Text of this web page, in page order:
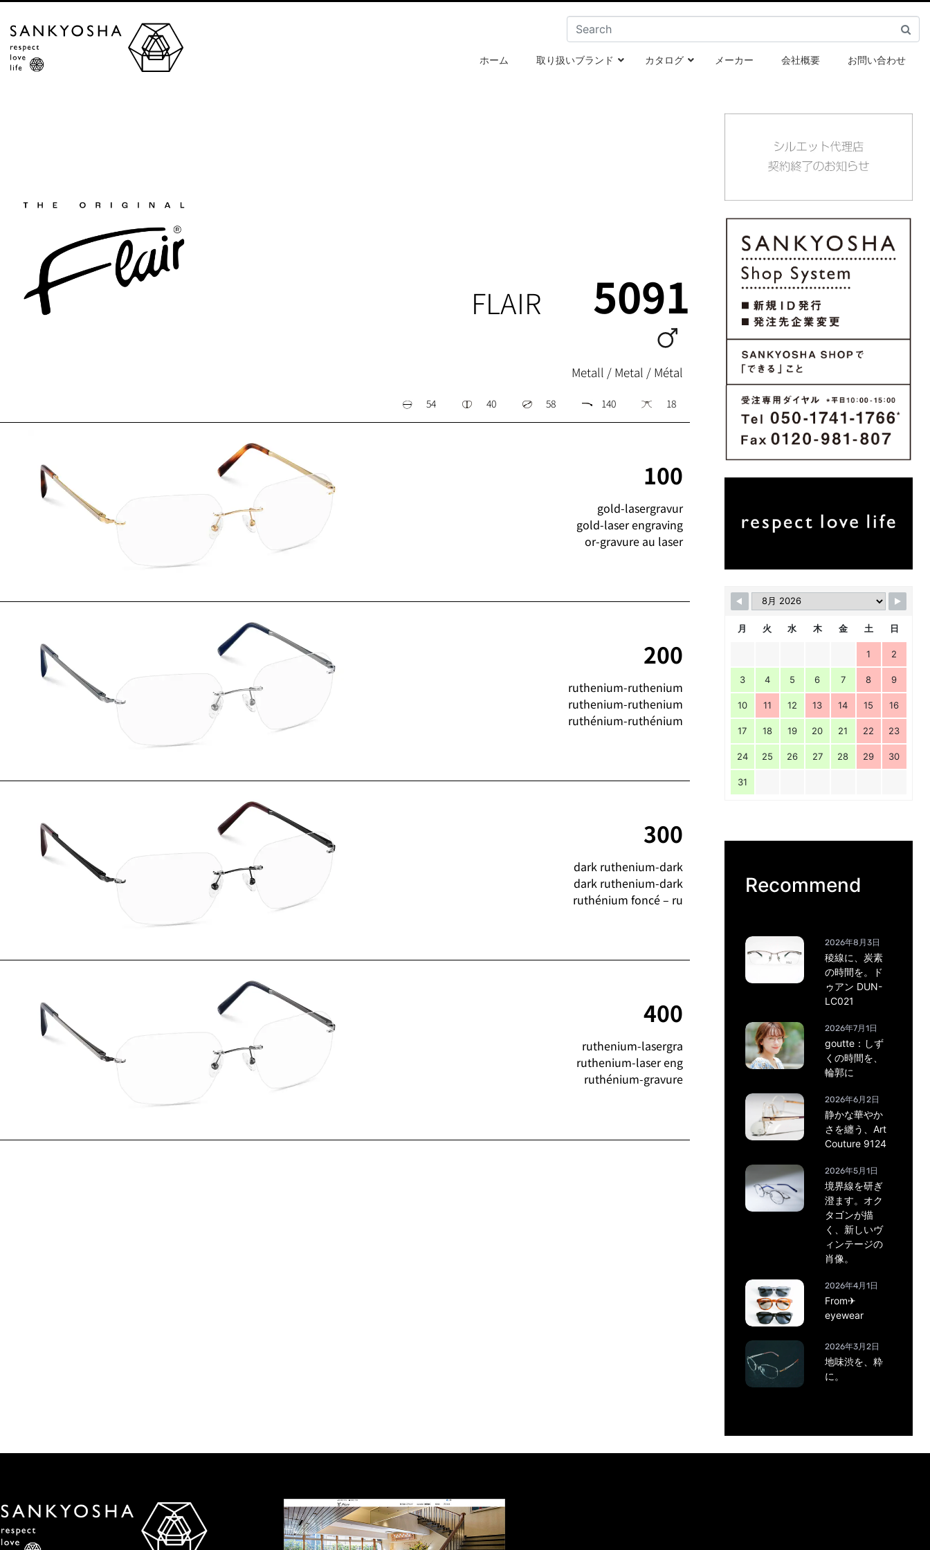
ホーム 取り扱いブランド カタログ メーカー 会社概要 お問い合わせ
FLAIR 5091
Metall / Metal / Métal
54 40 58 140 18
100
gold-lasergravur
gold-laser engraving
or-gravure au laser
200
ruthenium-ruthenium
ruthenium-ruthenium
ruthénium-ruthénium
300
dark ruthenium-dark
dark ruthenium-dark
ruthénium foncé – ru
400
ruthenium-lasergra
ruthenium-laser eng
ruthénium-gravure
月 火 水 木 金 土 日
1 2
3 4 5 6 7 8 9
10 11 12 13 14 15 16
17 18 19 20 21 22 23
24 25 26 27 28 29 30
31
Recommend
2026年8月3日
稜線に、炭素
の時間を。ド
ゥアン DUN-
LC021
2026年7月1日
goutte：しず
くの時間を、
輪郭に
2026年6月2日
静かな華やか
さを纏う、Art
Couture 9124
2026年5月1日
境界線を研ぎ
澄ます。オク
タゴンが描
く、新しいヴ
ィンテージの
肖像。
2026年4月1日
From✈
eyewear
2026年3月2日
地味渋を、粋
に。